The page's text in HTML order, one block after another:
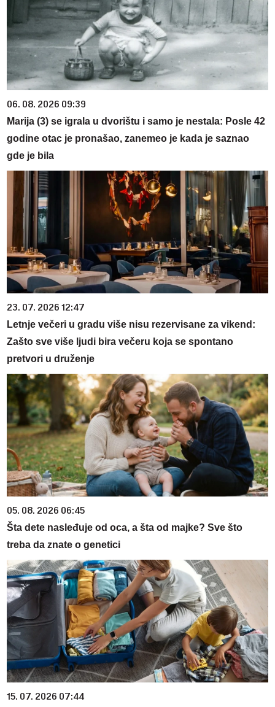
06. 08. 2026 09:39
Marija (3) se igrala u dvorištu i samo je nestala: Posle 42
godine otac je pronašao, zanemeo je kada je saznao
gde je bila
23. 07. 2026 12:47
Letnje večeri u gradu više nisu rezervisane za vikend:
Zašto sve više ljudi bira večeru koja se spontano
pretvori u druženje
05. 08. 2026 06:45
Šta dete nasleđuje od oca, a šta od majke? Sve što
treba da znate o genetici
15. 07. 2026 07:44